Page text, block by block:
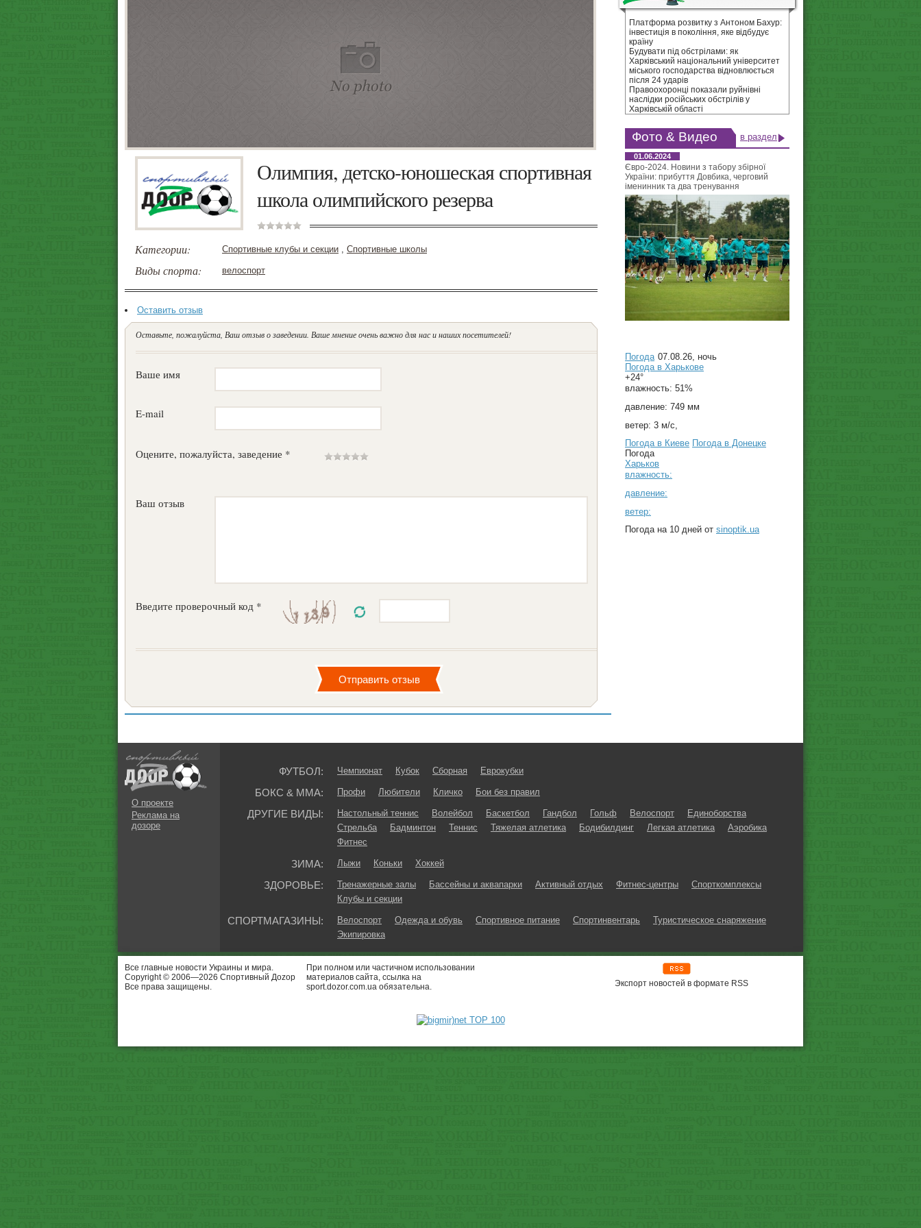
Олимпия, детско-юношеская спортивная
школа олимпийского резерва
Категории: Спортивные клубы и секции , Спортивные школы
Виды спорта: велоспорт
Оставить отзыв
Оставьте, пожалуйста, Ваш отзыв о заведении. Ваше мнение очень важно для нас и наших посетителей!
Ваше имя
E-mail
Оцените, пожалуйста, заведение *
Ваш отзыв
Введите проверочный код *
Платформа розвитку з Антоном Бахур:
інвестиція в покоління, яке відбудує
країну
Будувати під обстрілами: як
Харківський національний університет
міського господарства відновлюється
після 24 ударів
Правоохоронці показали руйнівні
наслідки російських обстрілів у
Харківській області
Фото & Видео в раздел
01.06.2024
Євро-2024. Новини з табору збірної
України: прибуття Довбика, черговий
іменинник та два тренування
Погода 07.08.26, ночь
Погода в Харькове
+24°
влажность: 51%
давление: 749 мм
ветер: 3 м/с,
Погода в Киеве Погода в Донецке
Погода
Харьков
влажность:
давление:
ветер:
Погода на 10 дней от sinoptik.ua
О проекте
Реклама на
дозоре
ФУТБОЛ: Чемпионат Кубок Сборная Еврокубки
БОКС & ММА: Профи Любители Кличко Бои без правил
ДРУГИЕ ВИДЫ: Настольный теннис Волейбол Баскетбол Гандбол Гольф Велоспорт
Единоборства
Стрельба
Бадминтон Теннис Тяжелая атлетика Бодибилдинг Легкая атлетика
Аэробика
Фитнес
ЗИМА: Лыжи Коньки Хоккей
ЗДОРОВЬЕ: Тренажерные залы Бассейны и аквапарки Активный отдых Фитнес-центры
Спорткомплексы
Клубы и секции
СПОРТМАГАЗИНЫ: Велоспорт Одежда и обувь Спортивное питание Спортинвентарь
Туристическое снаряжение
Экипировка
Все главные новости Украины и мира.
Copyright © 2006—2026 Спортивный Доzор
Все права защищены.
При полном или частичном использовании
материалов сайта, ссылка на
sport.dozor.com.ua обязательна.
Экспорт новостей в формате RSS